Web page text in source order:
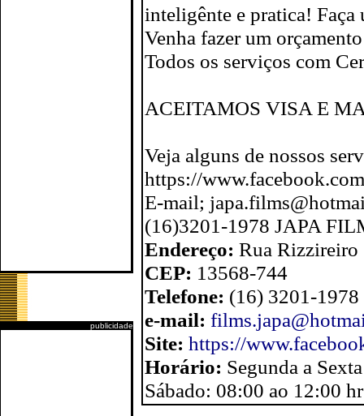
publicidade
inteligênte e pratica!
Venha fazer um
Todos os serviços com
ACEITAMOS VISA E
Veja alguns de nossos
https://
E-mail;
(16)3201-1978 JAPA
Endereço: Rua Rizzireiro
CEP: 13568-744
Telefone: (16) 3201-1978
e-mail:
Site: https://
Horário: Segunda a
Sábado: 08:00 ao 12:00